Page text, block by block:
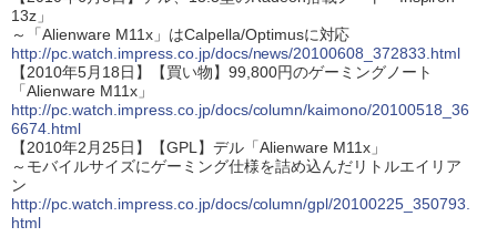
13z」
～「Alienware M11x」はCalpella/Optimusに対応
http://pc.watch.impress.co.jp/docs/news/20100608_372833.html
【2010年5月18日】【買い物】99,800円のゲーミングノート
「Alienware M11x」
http://pc.watch.impress.co.jp/docs/column/kaimono/20100518_36
6674.html
【2010年2月25日】【GPL】デル「Alienware M11x」
～モバイルサイズにゲーミング仕様を詰め込んだリトルエイリア
ン
http://pc.watch.impress.co.jp/docs/column/gpl/20100225_350793.
html